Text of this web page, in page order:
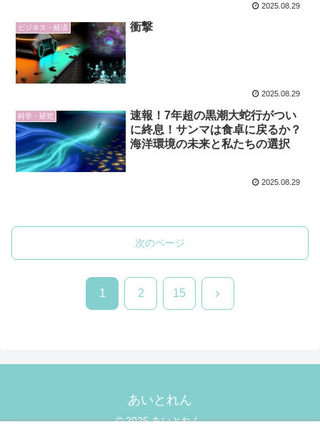
2025.08.29
ビジネス・経済 衝撃
2025.08.29
科学・研究
速報！7年超の黒潮大蛇行がつい
に終息！サンマは食卓に戻るか？
海洋環境の未来と私たちの選択
2025.08.29
次のページ
1 2 15 次
あいとれん
© 2025 あいとれん.